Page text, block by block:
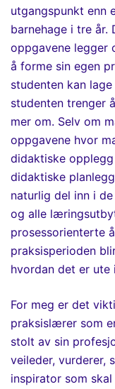
utgangspunkt enn
barnehage i tre år.
oppgavene legger
å forme sin egen
studenten kan
studenten trenger
mer om. Selv om
oppgavene hvor
didaktiske
didaktiske
naturlig del inn i de
og alle
prosessorienterte
praksisperioden
hvordan det er ute
For meg er det
praksislærer som
stolt av sin
veileder, vurderer,
inspirator som